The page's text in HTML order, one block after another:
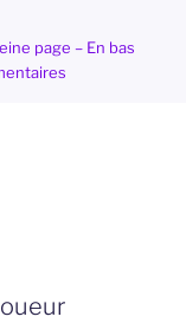
page – En bas